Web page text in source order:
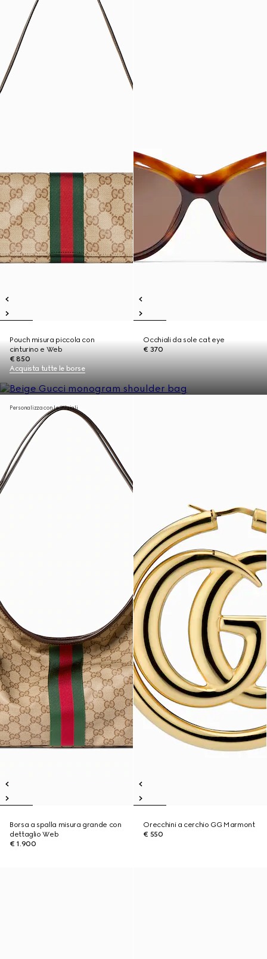
Pouch misura piccola con
cinturino e Web
€ 850
Occhiali da sole cat eye
€ 370
Acquista tutte le borse
Personalizza con le iniziali
Borsa a spalla misura grande con
dettaglio Web
€ 1.900
Orecchini a cerchio GG Marmont
€ 550